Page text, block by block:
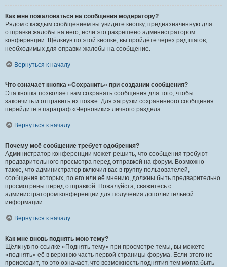
Как мне пожаловаться на сообщения модератору?
Рядом с каждым сообщением вы увидите кнопку, предназначенную для
отправки жалобы на него, если это разрешено администратором
конференции. Щёлкнув по этой кнопке, вы пройдёте через ряд шагов,
необходимых для оправки жалобы на сообщение.
Вернуться к началу
Что означает кнопка «Сохранить» при создании сообщения?
Эта кнопка позволяет вам сохранять сообщения для того, чтобы
закончить и отправить их позже. Для загрузки сохранённого сообщения
перейдите в параграф «Черновики» личного раздела.
Вернуться к началу
Почему моё сообщение требует одобрения?
Администратор конференции может решить, что сообщения требуют
предварительного просмотра перед отправкой на форум. Возможно
также, что администратор включил вас в группу пользователей,
сообщения которых, по его или её мнению, должны быть предварительно
просмотрены перед отправкой. Пожалуйста, свяжитесь с
администратором конференции для получения дополнительной
информации.
Вернуться к началу
Как мне вновь поднять мою тему?
Щёлкнув по ссылке «Поднять тему» при просмотре темы, вы можете
«поднять» её в верхнюю часть первой страницы форума. Если этого не
происходит, то это означает, что возможность поднятия тем могла быть